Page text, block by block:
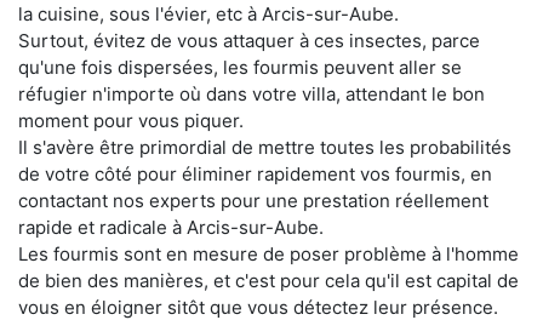
la cuisine, sous l'évier, etc à Arcis-sur-Aube.
Surtout, évitez de vous attaquer à ces insectes, parce
qu'une fois dispersées, les fourmis peuvent aller se
réfugier n'importe où dans votre villa, attendant le bon
moment pour vous piquer.
Il s'avère être primordial de mettre toutes les probabilités
de votre côté pour éliminer rapidement vos fourmis, en
contactant nos experts pour une prestation réellement
rapide et radicale à Arcis-sur-Aube.
Les fourmis sont en mesure de poser problème à l'homme
de bien des manières, et c'est pour cela qu'il est capital de
vous en éloigner sitôt que vous détectez leur présence.